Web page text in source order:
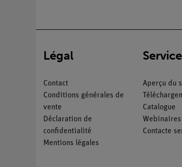
Légal
Contact
Conditions générales de
vente
Déclaration de
confidentialité
Mentions légales
Service
Aperçu du
Catalogue
Contacte